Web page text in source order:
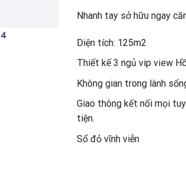
Nhanh tay sở hữu ngay
Diện tích: 125m2
Thiết kế 3 ngủ vip view
Không gian trong lành
Giao thông kết nối mọi
tiện.
Sổ đỏ vĩnh viễn